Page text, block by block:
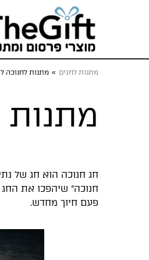
מתנות לחגים » מתנות לחנוכה
מתנות
חג חנוכה הוא חג של
חנוכה" שיהפכו את
פעם חיוך מחדש.